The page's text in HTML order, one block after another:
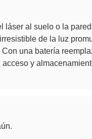
láser al suelo o la
de la luz
una batería
y